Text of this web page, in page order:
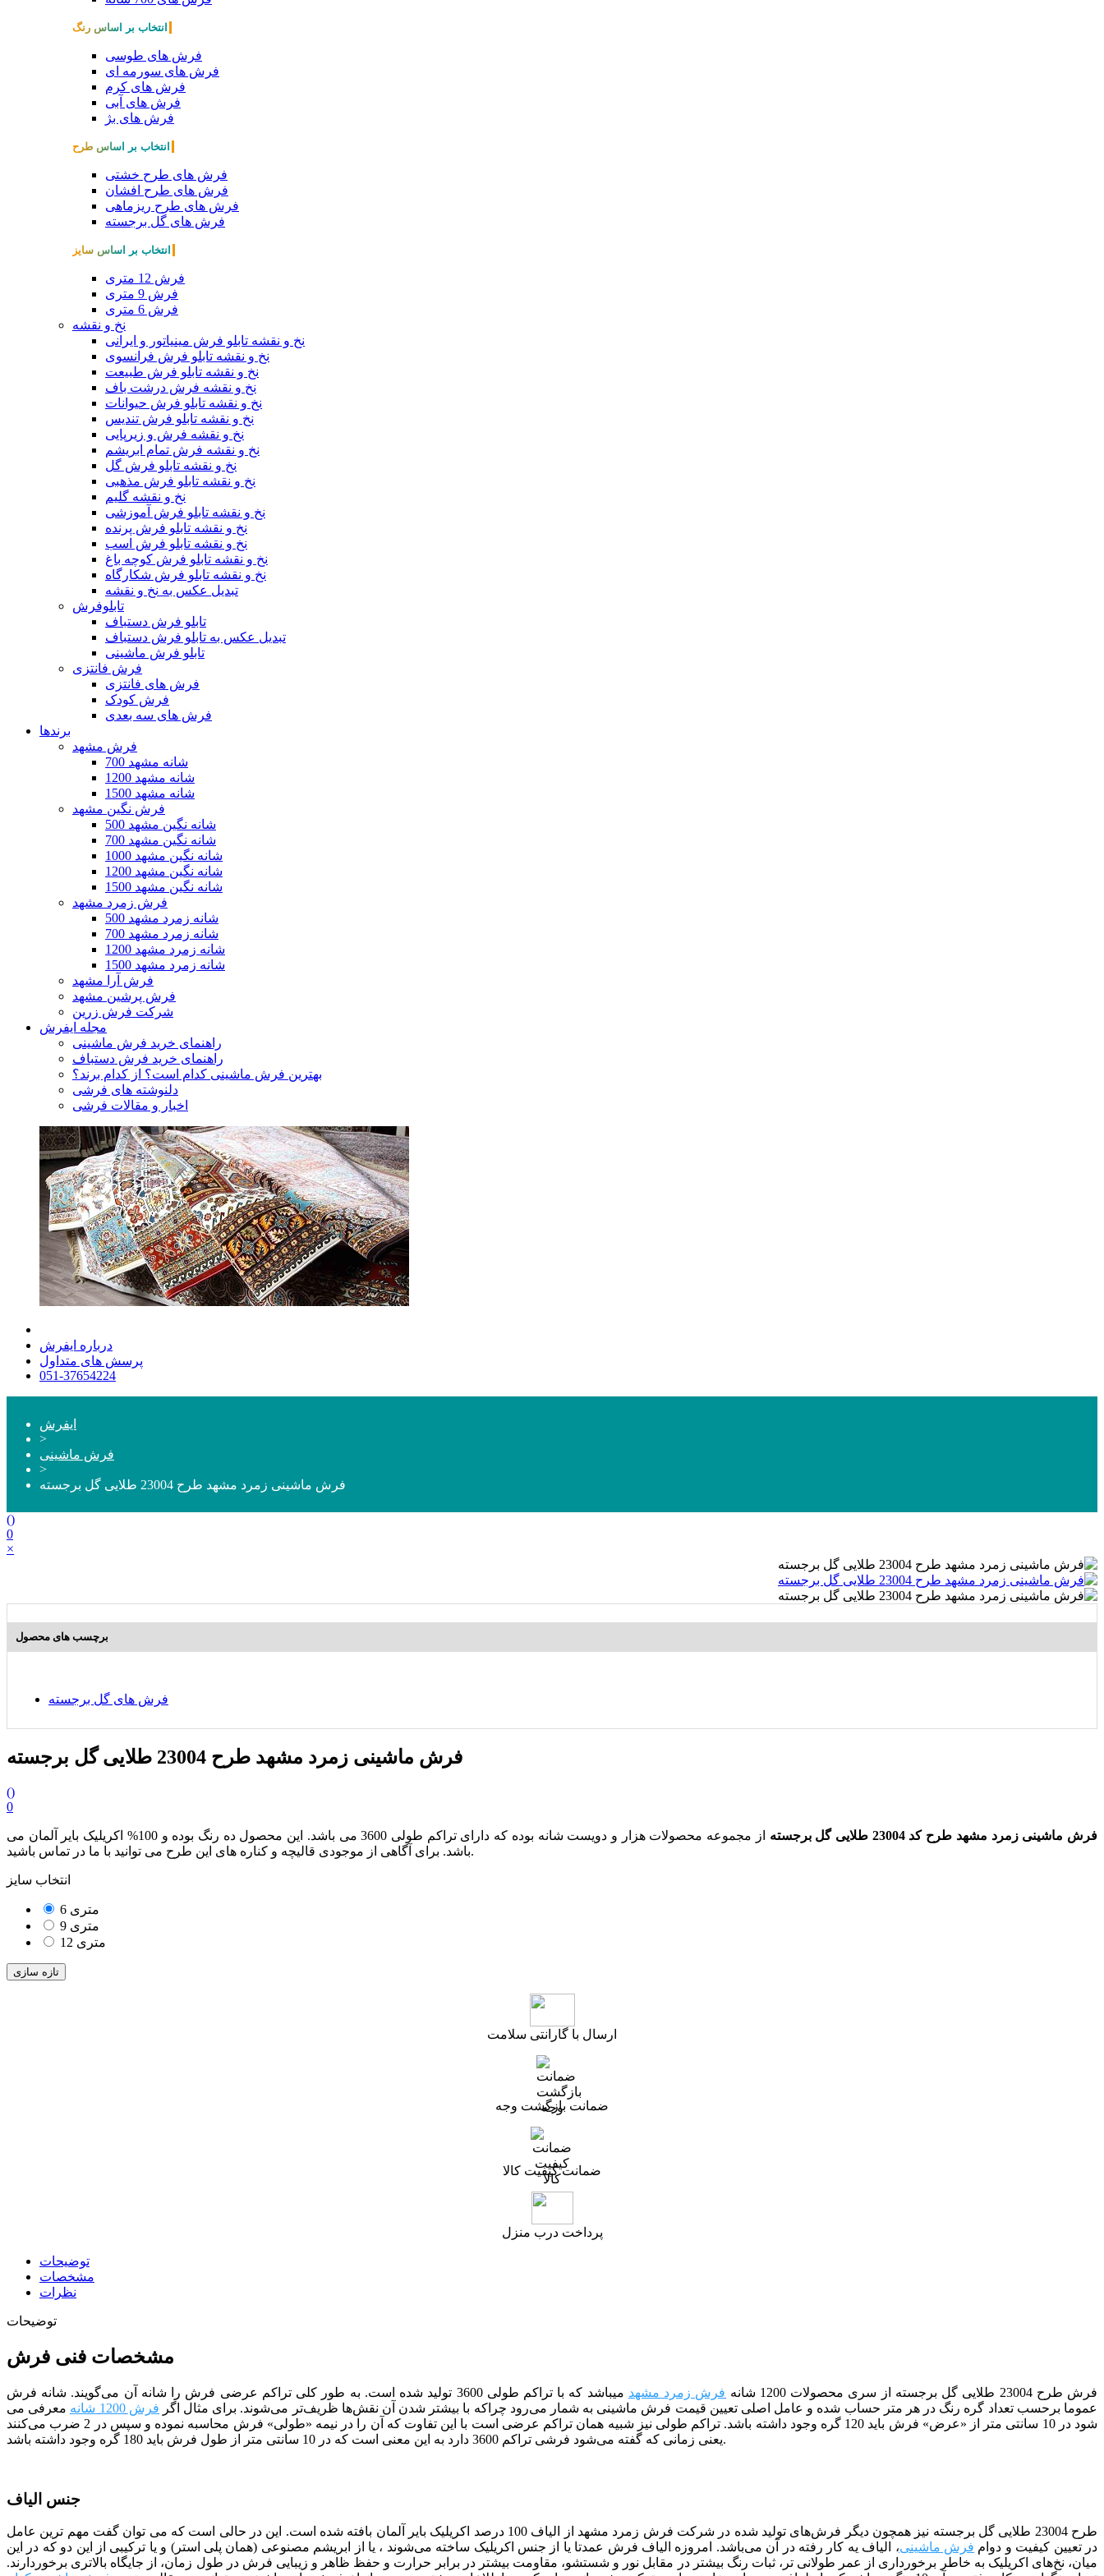
انتخاب بر اساس رنگ
فرش های طوسی
فرش های سورمه ای
فرش های کرم
فرش های آبی
فرش های بژ
انتخاب بر اساس طرح
فرش های طرح خشتی
فرش های طرح افشان
فرش های طرح ریزماهی
فرش های گل برجسته
انتخاب بر اساس سایز
فرش 12 متری
فرش 9 متری
فرش 6 متری
نخ و نقشه
نخ و نقشه تابلو فرش مینیاتور و ایرانی
نخ و نقشه تابلو فرش فرانسوی
نخ و نقشه تابلو فرش طبیعت
نخ و نقشه فرش درشت باف
نخ و نقشه تابلو فرش حیوانات
نخ و نقشه تابلو فرش تندیس
نخ و نقشه فرش و زیرپایی
نخ و نقشه فرش تمام ابریشم
نخ و نقشه تابلو فرش گل
نخ و نقشه تابلو فرش مذهبی
نخ و نقشه گلیم
نخ و نقشه تابلو فرش آموزشی
نخ و نقشه تابلو فرش پرنده
نخ و نقشه تابلو فرش اسب
نخ و نقشه تابلو فرش کوچه باغ
نخ و نقشه تابلو فرش شکارگاه
تبدیل عکس به نخ و نقشه
تابلوفرش
تابلو فرش دستباف
تبدیل عکس به تابلو فرش دستباف
تابلو فرش ماشینی
فرش فانتزی
فرش های فانتزی
فرش کودک
فرش های سه بعدی
برندها
فرش مشهد
700 شانه مشهد
1200 شانه مشهد
1500 شانه مشهد
فرش نگین مشهد
500 شانه نگین مشهد
700 شانه نگین مشهد
1000 شانه نگین مشهد
1200 شانه نگین مشهد
1500 شانه نگین مشهد
فرش زمرد مشهد
500 شانه زمرد مشهد
700 شانه زمرد مشهد
1200 شانه زمرد مشهد
1500 شانه زمرد مشهد
فرش آرا مشهد
فرش پرشین مشهد
شرکت فرش زرین
مجله ایفرش
راهنمای خرید فرش ماشینی
راهنمای خرید فرش دستباف
بهترین فرش ماشینی کدام است؟ از کدام برند؟
دلنوشته های فرشی
اخبار و مقالات فرشی
درباره ایفرش
پرسش های متداول
051-37654224
ایفرش
>
فرش ماشینی
>
فرش ماشینی زمرد مشهد طرح 23004 طلایی گل برجسته
()
0
×
برچسب های محصول
فرش های گل برجسته
فرش ماشینی زمرد مشهد طرح 23004 طلایی گل برجسته
()
0
فرش ماشینی زمرد مشهد طرح کد 23004 طلایی گل برجسته
از مجموعه محصولات هزار و دویست شانه بوده که دارای تراکم طولی 3600 می باشد. این محصول ده رنگ بوده و 100% اکریلیک بایر آلمان می
باشد. برای آگاهی از موجودی قالیچه و کناره های این طرح می توانید با ما در تماس باشید.
انتخاب سایز
6 متری
9 متری
12 متری
ارسال با گارانتی سلامت
ضمانت بازگشت وجه
ضمانت کیفیت کالا
پرداخت درب منزل
توضیحات
مشخصات
نظرات
توضیحات
مشخصات فنی فرش
فرش طرح 23004 طلایی گل برجسته از سری محصولات 1200 شانه فرش زمرد مشهد
می­باشد که با تراکم طولی 3600 تولید شده است. به طور کلی تراکم عرضی فرش را شانه آن می‌گویند. شانه فرش
عموما برحسب تعداد گره رنگ در هر متر حساب شده و عامل اصلی تعیین قیمت فرش ماشینی به شمار می‌رود چراکه با بیشتر شدن آن نقش‌ها ظریف‌تر می‌شوند. برای مثال اگر فرش 1200 شانه
معرفی می
شود در 10 سانتی متر از «عرض» فرش باید 120 گره وجود داشته باشد. تراکم طولی نیز شبیه همان تراکم عرضی است با این تفاوت که آن را در نیمه «طولی» فرش محاسبه نموده و سپس در 2 ضرب می‌کنند
یعنی زمانی که گفته می‌شود فرشی تراکم 3600 دارد به این معنی است که در 10 سانتی متر از طول فرش باید 180 گره وجود داشته باشد.
جنس الیاف
طرح 23004 طلایی گل برجسته نیز همچون دیگر فرش‌های تولید شده در شرکت فرش زمرد
مشهد از الیاف 100 درصد اکریلیک بایر آلمان بافته شده است. این در حالی است که می توان گفت مهم ترین عامل
در تعیین کیفیت و دوام فرش ماشینی، الیاف یه کار رفته در آن می‌باشد. امروزه الیاف فرش عمدتا یا از جنس اکریلیک ساخته می‌شوند ، یا از ابریشم مصنوعی (همان پلی استر) و یا ترکیبی از این دو که در این
میان، نخ‌های اکریلیک به خاطر برخورداری از عمر طولانی تر، ثبات رنگ بیشتر در مقابل نور و شستشو، مقاومت بیشتر در برابر حرارت و حفظ ظاهر و زیبایی فرش در طول زمان، از جایگاه بالاتری برخوردارند.